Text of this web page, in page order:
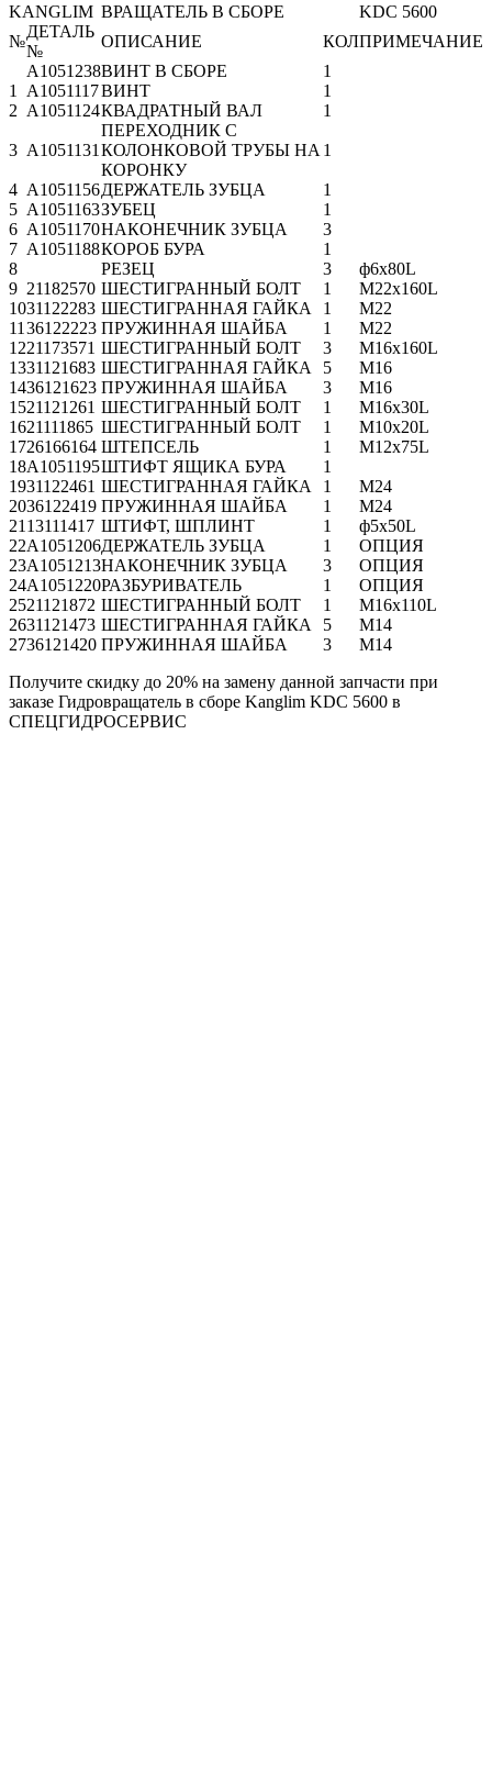
KANGLIM ВРАЩАТЕЛЬ В СБОРЕ
KDC 5600
№
ДЕТАЛЬ
№
ОПИСАНИЕ КОЛПРИМЕЧАНИЕ
A1051238ВИНТ В СБОРЕ
1
1
A1051117ВИНТ
1
2 A1051124КВАДРАТНЫЙ ВАЛ 1
3 A1051131
ПЕРЕХОДНИК С
КОЛОНКОВОЙ ТРУБЫ НА
КОРОНКУ
1
4 A1051156ДЕРЖАТЕЛЬ ЗУБЦА
1
5 A1051163ЗУБЕЦ
1
6 A1051170НАКОНЕЧНИК ЗУБЦА
3
7 A1051188КОРОБ БУРА
1
8
РЕЗЕЦ 3
ф6х80L
9 21182570 ШЕСТИГРАННЫЙ БОЛТ 1
M22x160L
1031122283 ШЕСТИГРАННАЯ ГАЙКА 1
М22
11 36122223 ПРУЖИННАЯ ШАЙБА 1
М22
1221173571 ШЕСТИГРАННЫЙ БОЛТ 3
M16x160L
1331121683 ШЕСТИГРАННАЯ ГАЙКА 5
М16
1436121623 ПРУЖИННАЯ ШАЙБА 3
М16
1521121261 ШЕСТИГРАННЫЙ БОЛТ 1
M16x30L
1621111865 ШЕСТИГРАННЫЙ БОЛТ 1
M10x20L
1726166164 ШТЕПСЕЛЬ 1
M12x75L
18A1051195ШТИФТ ЯЩИКА БУРА
1
1931122461 ШЕСТИГРАННАЯ ГАЙКА 1
M24
2036122419 ПРУЖИННАЯ ШАЙБА 1
M24
21 13111417 ШТИФТ, ШПЛИНТ 1
ф5x50L
22A1051206ДЕРЖАТЕЛЬ ЗУБЦА 1
ОПЦИЯ
23A1051213НАКОНЕЧНИК ЗУБЦА 3
ОПЦИЯ
24A1051220РАЗБУРИВАТЕЛЬ 1
ОПЦИЯ
2521121872 ШЕСТИГРАННЫЙ БОЛТ 1
M16x110L
2631121473 ШЕСТИГРАННАЯ ГАЙКА 5
M14
2736121420 ПРУЖИННАЯ ШАЙБА 3
M14
Получите скидку до 20% на замену данной запчасти при
заказе Гидровращатель в сборе Kanglim KDC 5600 в
СПЕЦГИДРОСЕРВИС